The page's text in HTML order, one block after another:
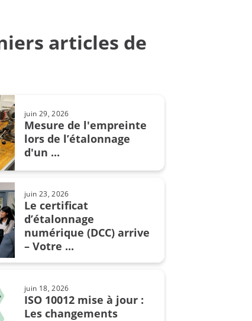
09, 2024
phénomène d’hystérésis
2024
convaincre votre chef
acheter un nouveau ...
juil. 02, 2019
Les unités de pression et
leur conversion
14, 2022
ce que la pression
articles de
juin 29, 2026
Mesure de l'empreinte
lors de l’étalonnage
d'un ...
juin 23, 2026
Le certificat
d’étalonnage
numérique (DCC) arrive
– Votre ...
juin 18, 2026
ISO 10012 mise à jour :
Les changements